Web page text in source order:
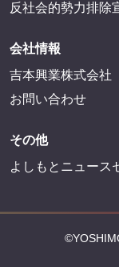
反社会的勢力排除
会社情報
吉本興業株式会社
お問い合わせ
その他
よしもとニュース